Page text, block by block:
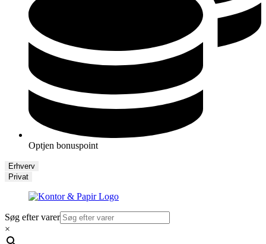
Optjen bonuspoint
Erhverv
Privat
Søg efter varer
×